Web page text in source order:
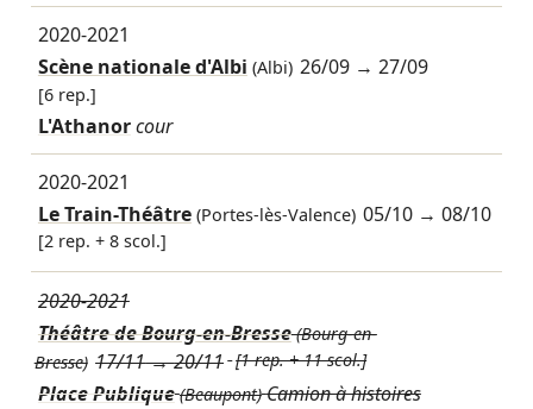
2020-2021
Scène nationale d'Albi (Albi) 26/09 →27/09
[6 rep.]
L'Athanorcour
2020-2021
Le Train-Théâtre(Portes-lès-Valence) 05/10 →08/10
[2 rep. + 8 scol.]
2020-2021
Théâtre de Bourg-en-Bresse(Bourg-en-
Bresse) 17/11→20/11 [1 rep. + 11 scol.]
Place Publique (Beaupont) Camion à histoires